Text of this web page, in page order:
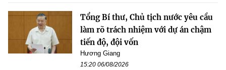
Tổng Bí thư, Chủ tịch nước yêu cầu
làm rõ trách nhiệm với dự án chậm
tiến độ, đội vốn
Hương Giang
15:20 06/08/2026